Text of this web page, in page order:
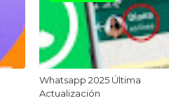
Whatsapp 2025 Última
Actualización